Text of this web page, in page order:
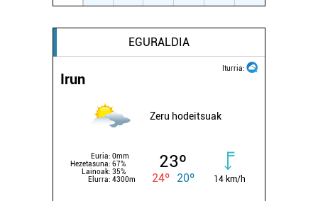
EGURALDIA
Iturria:
Irun
Zeru hodeitsuak
Euria: 0mm
Hezetasuna: 67%
Lainoak: 35%
Elurra: 4300m
23º
24º 20º 14 km/h